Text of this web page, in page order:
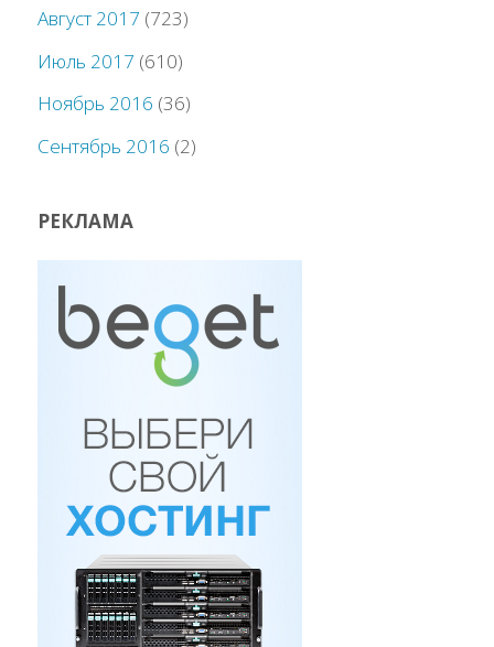
Август 2017 (723)
Июль 2017 (610)
Ноябрь 2016 (36)
Сентябрь 2016 (2)
РЕКЛАМА